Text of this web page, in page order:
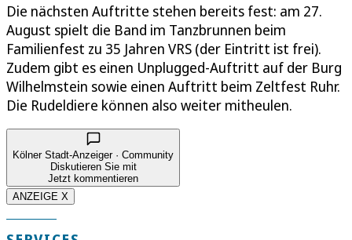
Die nächsten Auftritte stehen bereits fest: am 27.
August spielt die Band im Tanzbrunnen beim
Familienfest zu 35 Jahren VRS (der Eintritt ist frei).
Zudem gibt es einen Unplugged-Auftritt auf der Burg
Wilhelmstein sowie einen Auftritt beim Zeltfest Ruhr.
Die Rudeldiere können also weiter mitheulen.
Kölner Stadt-Anzeiger · Community
Diskutieren Sie mit
Jetzt kommentieren
ANZEIGE X